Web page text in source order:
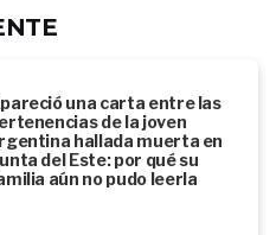
una carta entre las
de la joven
hallada muerta en
del Este: por qué su
aún no pudo leerla